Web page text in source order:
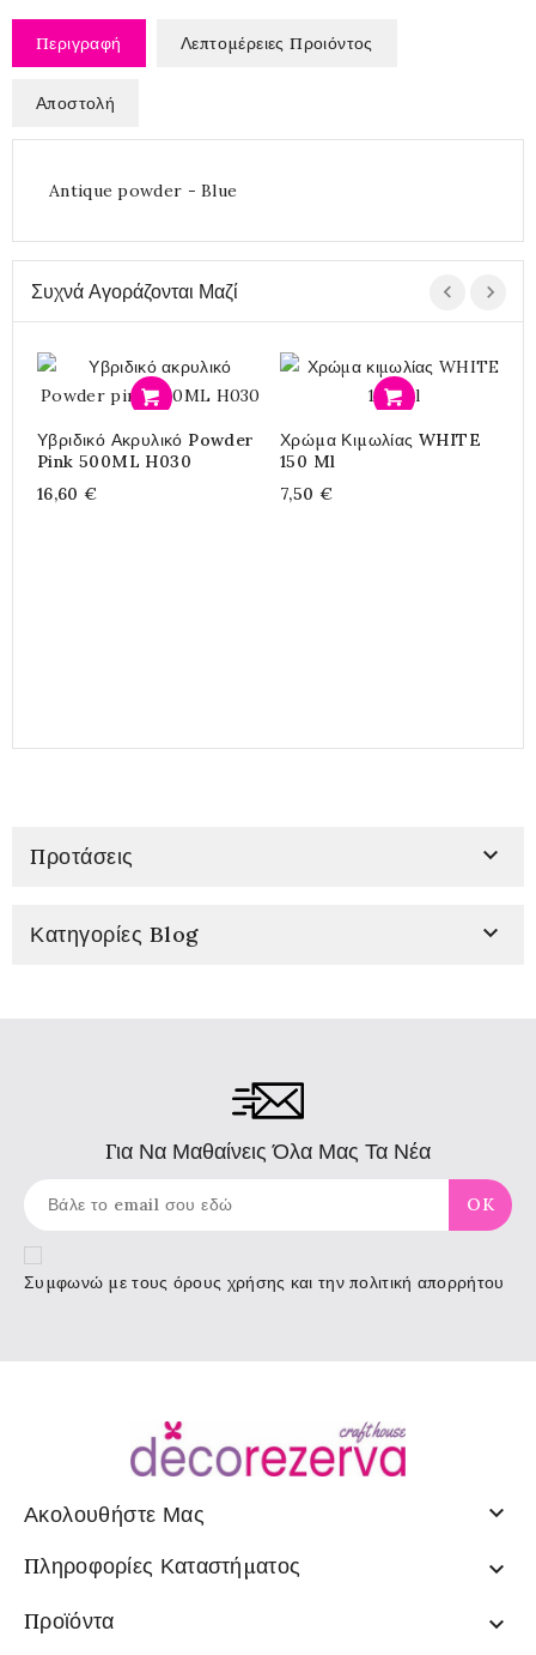
Περιγραφή Λεπτομέρειες Προιόντος
Αποστολή
Antique powder - Blue
Συχνά Αγοράζονται Μαζί
Υβριδικό Ακρυλικό Powder
Pink 500ML H030
16,60 €
Χρώμα Κιμωλίας WHITE
150 Ml
7,50 €
Προτάσεις 
Κατηγορίες Blog 
Για Να Μαθαίνεις Όλα Μας Τα Νέα
Συμφωνώ με τους όρους χρήσης και την πολιτική απορρήτου
Ακολουθήστε Μας 
Πληροφορίες Καταστήματος 
Προϊόντα 